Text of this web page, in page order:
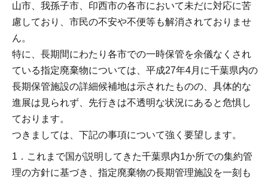
山市、我孫子市、印西市の各市において未だに対応に苦
慮しており、市民の不安や不便等も解消されておりませ
ん。
特に、長期間にわたり各市での一時保管を余儀なくされ
ている指定廃棄物については、平成27年4月に千葉県内の
長期保管施設の詳細候補地は示されたものの、具体的な
進展は見られず、先行きは不透明な状況にあると危惧し
ております。
つきましては、下記の事項について強く要望します。
1．これまで国が説明してきた千葉県内1か所での集約管
理の方針に基づき、指定廃棄物の長期管理施設を一刻も